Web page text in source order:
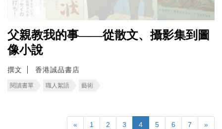
父親教我的事——從散文、攝影集到圖
像小說
撰文 香港誠品書店
閱讀書單 職人絮語 藝術
« 1 2 3 4 5 6 7 »